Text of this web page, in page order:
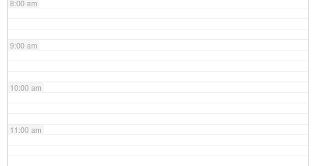
8:00 am
9:00 am
10:00 am
11:00 am